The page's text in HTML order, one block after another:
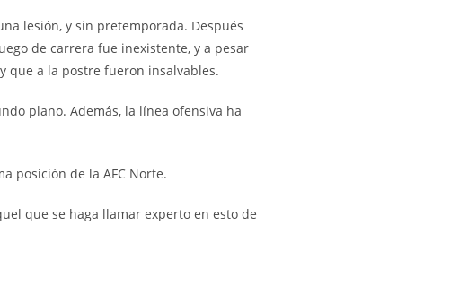
lesión, y sin pretemporada. Después
de carrera fue inexistente, y a pesar
que a la postre fueron insalvables.
plano. Además, la línea ofensiva ha
posición de la AFC Norte.
que se haga llamar experto en esto de